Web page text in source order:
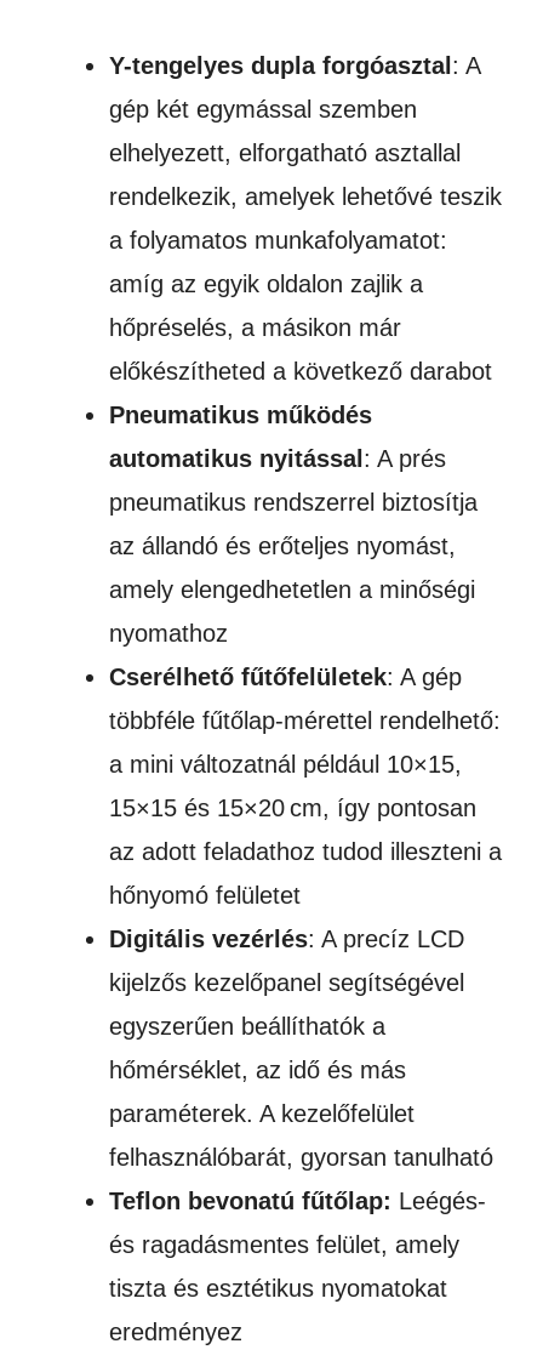
Y-tengelyes dupla forgóasztal : A
gép két egymással szemben
elhelyezett, elforgatható asztallal
rendelkezik, amelyek lehetővé teszik
a folyamatos munkafolyamatot:
amíg az egyik oldalon zajlik a
hőpréselés, a másikon már
előkészítheted a következő darabot
Pneumatikus működés
automatikus nyitással : A prés
pneumatikus rendszerrel biztosítja
az állandó és erőteljes nyomást,
amely elengedhetetlen a minőségi
nyomathoz
Cserélhető fűtőfelületek: A gép
többféle fűtőlap-mérettel rendelhető:
a mini változatnál például 10×15,
15×15 és 15×20 cm, így pontosan
az adott feladathoz tudod illeszteni a
hőnyomó felületet
Digitális vezérlés: A precíz LCD
kijelzős kezelőpanel segítségével
egyszerűen beállíthatók a
hőmérséklet, az idő és más
paraméterek. A kezelőfelület
felhasználóbarát, gyorsan tanulható
Teflon bevonatú fűtőlap: Leégés-
és ragadásmentes felület, amely
tiszta és esztétikus nyomatokat
eredményez